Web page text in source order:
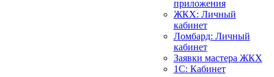
приложения
ЖКХ: Личный
кабинет
Ломбард: Личный
кабинет
Заявки мастера ЖКХ
1С: Кабинет